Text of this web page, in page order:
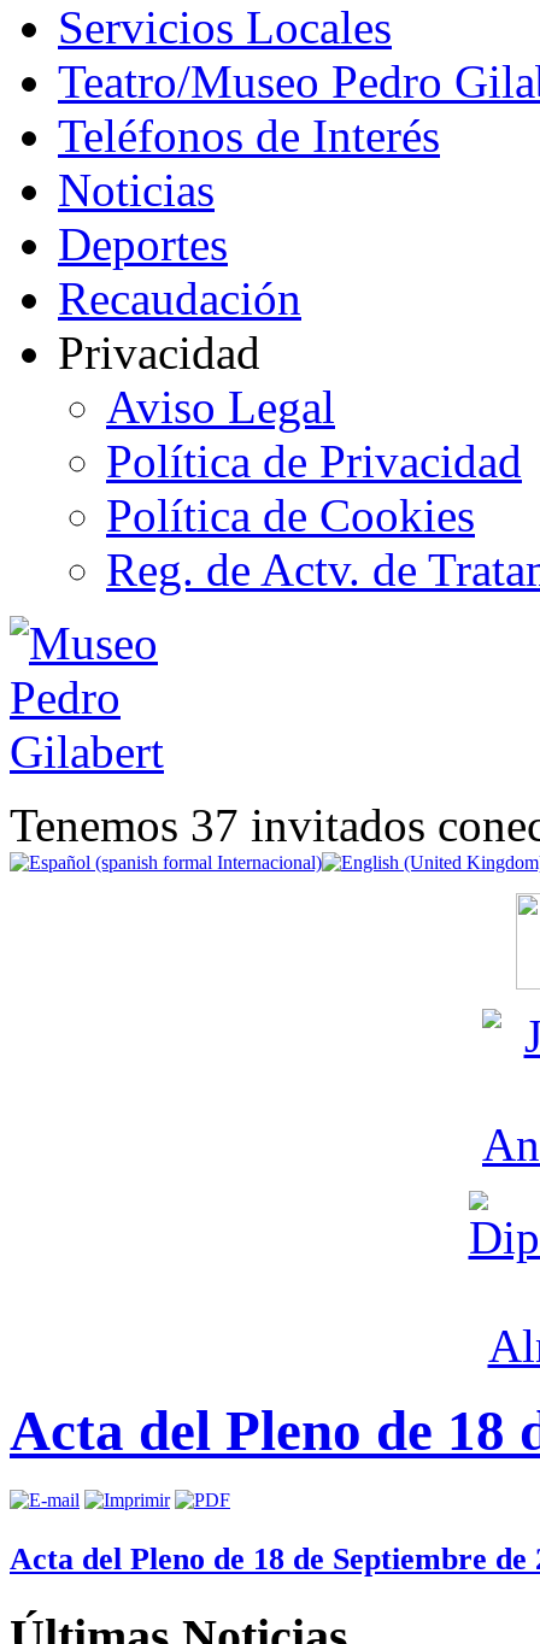
Servicios Locales
Teatro/Museo Pedro
Teléfonos de Interés
Noticias
Deportes
Recaudación
Privacidad
Aviso Legal
Política de Privacidad
Política de Cookies
Reg. de Actv. de
Tenemos 37 invitados
Acta del Pleno de 18
Acta del Pleno de 18 de Septiembre de